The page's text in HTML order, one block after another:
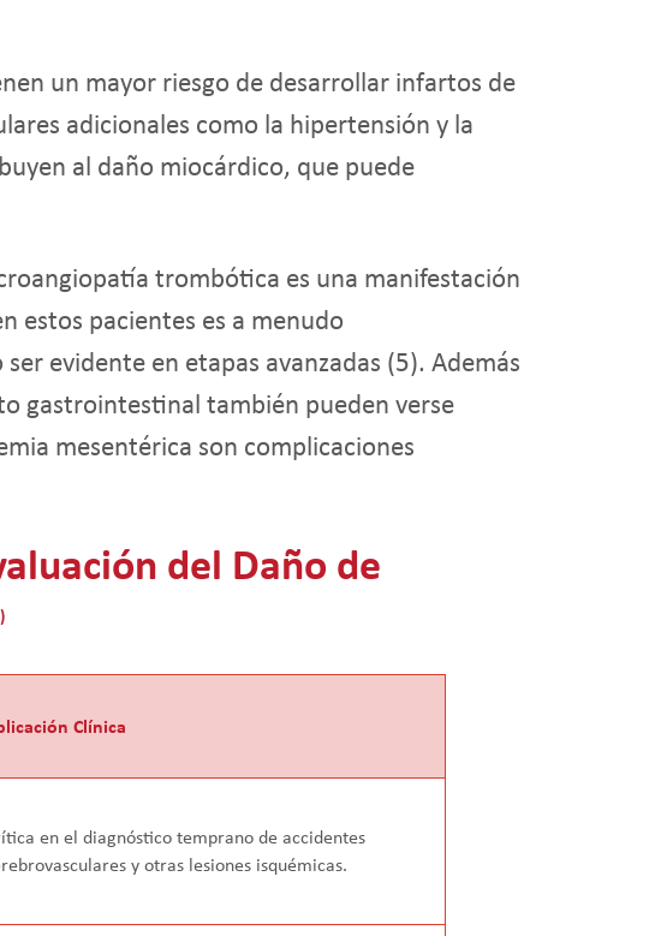
un mayor riesgo de desarrollar infartos de
adicionales como la hipertensión y la
al daño miocárdico, que puede
trombótica es una manifestación
estos pacientes es a menudo
evidente en etapas avanzadas (5). Además
gastrointestinal también pueden verse
mesentérica son complicaciones
del Daño de
Clínica
en el diagnóstico temprano de accidentes
y otras lesiones isquémicas.